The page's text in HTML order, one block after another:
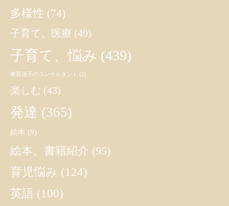
多様性 (74)
子育て、医療 (49)
子育て、悩み (439)
教育迷子のコンサルタント (2)
楽しむ (43)
発達 (365)
絵本 (9)
絵本、書籍紹介 (95)
育児悩み (124)
英語 (100)